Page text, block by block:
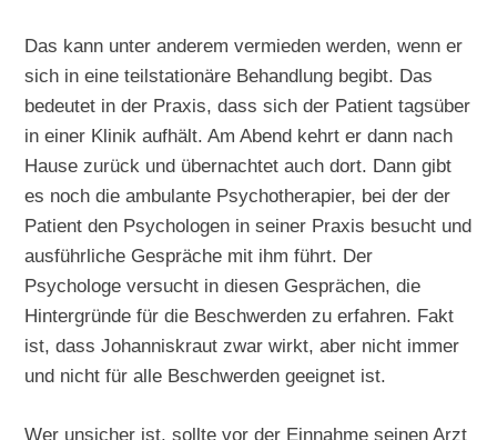
Das kann unter anderem vermieden werden, wenn er
sich in eine teilstationäre Behandlung begibt. Das
bedeutet in der Praxis, dass sich der Patient tagsüber
in einer Klinik aufhält. Am Abend kehrt er dann nach
Hause zurück und übernachtet auch dort. Dann gibt
es noch die ambulante Psychotherapier, bei der der
Patient den Psychologen in seiner Praxis besucht und
ausführliche Gespräche mit ihm führt. Der
Psychologe versucht in diesen Gesprächen, die
Hintergründe für die Beschwerden zu erfahren. Fakt
ist, dass Johanniskraut zwar wirkt, aber nicht immer
und nicht für alle Beschwerden geeignet ist.
Wer unsicher ist, sollte vor der Einnahme seinen Arzt